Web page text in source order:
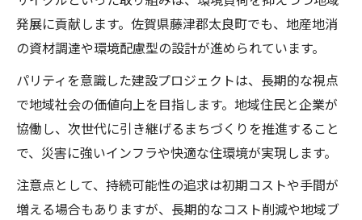
発展に貢献します。佐賀県藤津郡太良町でも、地産地消
の資材調達や環境配慮型の設計が進められています。
パリティを意識した建設プロジェクトは、長期的な視点
で地域社会の価値向上を目指します。地域住民と企業が
協働し、次世代に引き継げるまちづくりを推進すること
で、災害に強いインフラや快適な住環境が実現します。
注意点として、持続可能性の追求は初期コストや手間が
増える場合もありますが、長期的なコスト削減や地域ブ